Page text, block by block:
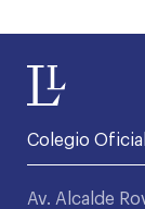
Colegio
Av. Alcalde